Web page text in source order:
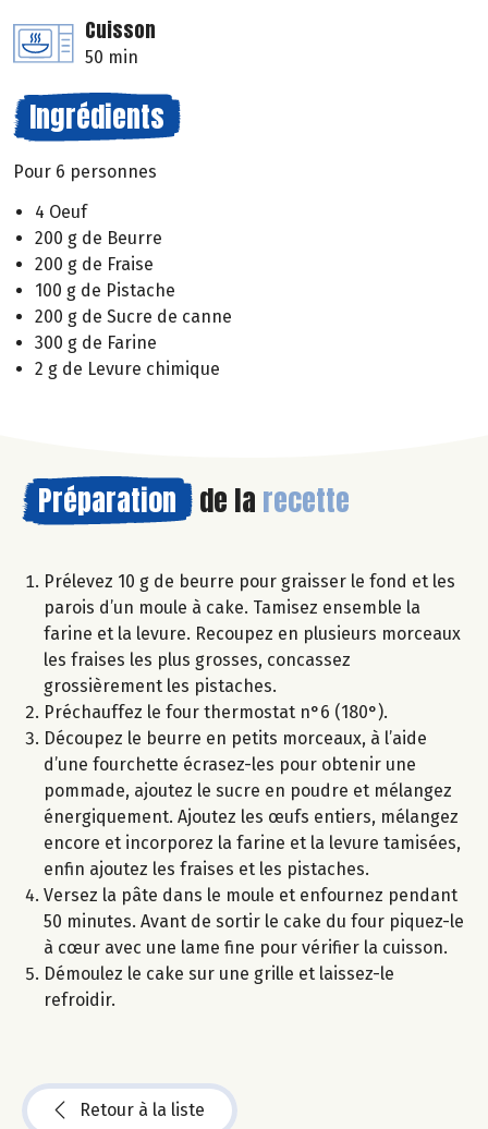
Cuisson
50 min
Ingrédients
Pour 6 personnes
4 Oeuf
200 g de Beurre
200 g de Fraise
100 g de Pistache
200 g de Sucre de canne
300 g de Farine
2 g de Levure chimique
Préparation de la recette
Prélevez 10 g de beurre pour graisser le fond et les
parois d’un moule à cake. Tamisez ensemble la
farine et la levure. Recoupez en plusieurs morceaux
les fraises les plus grosses, concassez
grossièrement les pistaches.
Préchauffez le four thermostat n°6 (180°).
Découpez le beurre en petits morceaux, à l’aide
d’une fourchette écrasez-les pour obtenir une
pommade, ajoutez le sucre en poudre et mélangez
énergiquement. Ajoutez les œufs entiers, mélangez
encore et incorporez la farine et la levure tamisées,
enfin ajoutez les fraises et les pistaches.
Versez la pâte dans le moule et enfournez pendant
50 minutes. Avant de sortir le cake du four piquez-le
à cœur avec une lame fine pour vérifier la cuisson.
Démoulez le cake sur une grille et laissez-le
refroidir.
Retour à la liste